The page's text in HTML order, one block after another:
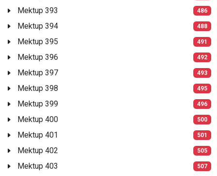
Mektup 393 486
Mektup 394 488
Mektup 395 491
Mektup 396 492
Mektup 397 493
Mektup 398 495
Mektup 399 496
Mektup 400 500
Mektup 401 501
Mektup 402 505
Mektup 403 507